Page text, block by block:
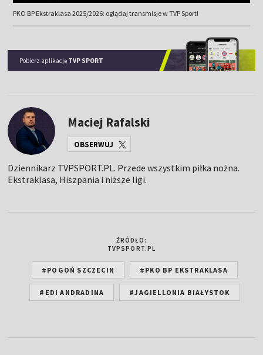
PKO BP Ekstraklasa 2025/2026: oglądaj transmisje w TVP Sport!
Pobierz aplikację TVP SPORT
Maciej Rafalski
OBSERWUJ
Dziennikarz TVPSPORT.PL. Przede wszystkim piłka nożna.
Ekstraklasa, Hiszpania i niższe ligi.
ŹRÓDŁO:
TVPSPORT.PL
#POGOŃ SZCZECIN #PKO BP EKSTRAKLASA
#EDI ANDRADINA #JAGIELLONIA BIAŁYSTOK